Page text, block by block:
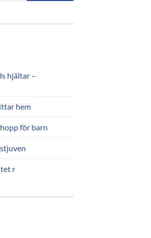
hjältar –
hem
för barn
r